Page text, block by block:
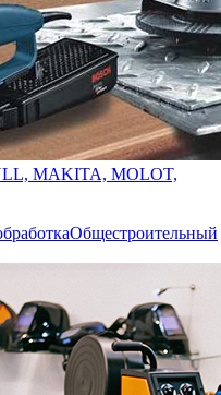
MAKITA, MOLOT,
Общестроительный